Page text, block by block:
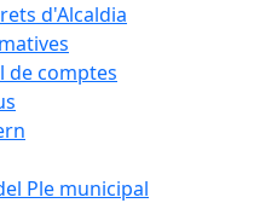
d'Alcaldia
de comptes
Ple municipal